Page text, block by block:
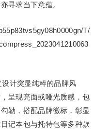
寻求当下意蕴。
计突显纯粹的品牌风
呈现亮面或哑光质感，包
勒，搭配品牌徽标，彰显
记本包与托特包等多种款